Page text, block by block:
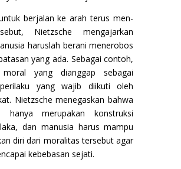
berjalan ke arah terus men-
Nietzsche mengajarkan
haruslah berani menerobos
yang ada. Sebagai contoh,
moral yang dianggap sebagai
yang wajib diikuti oleh
Nietzsche menegaskan bahwa
hanya merupakan konstruksi
dan manusia harus mampu
diri dari moralitas tersebut agar
kebebasan sejati.